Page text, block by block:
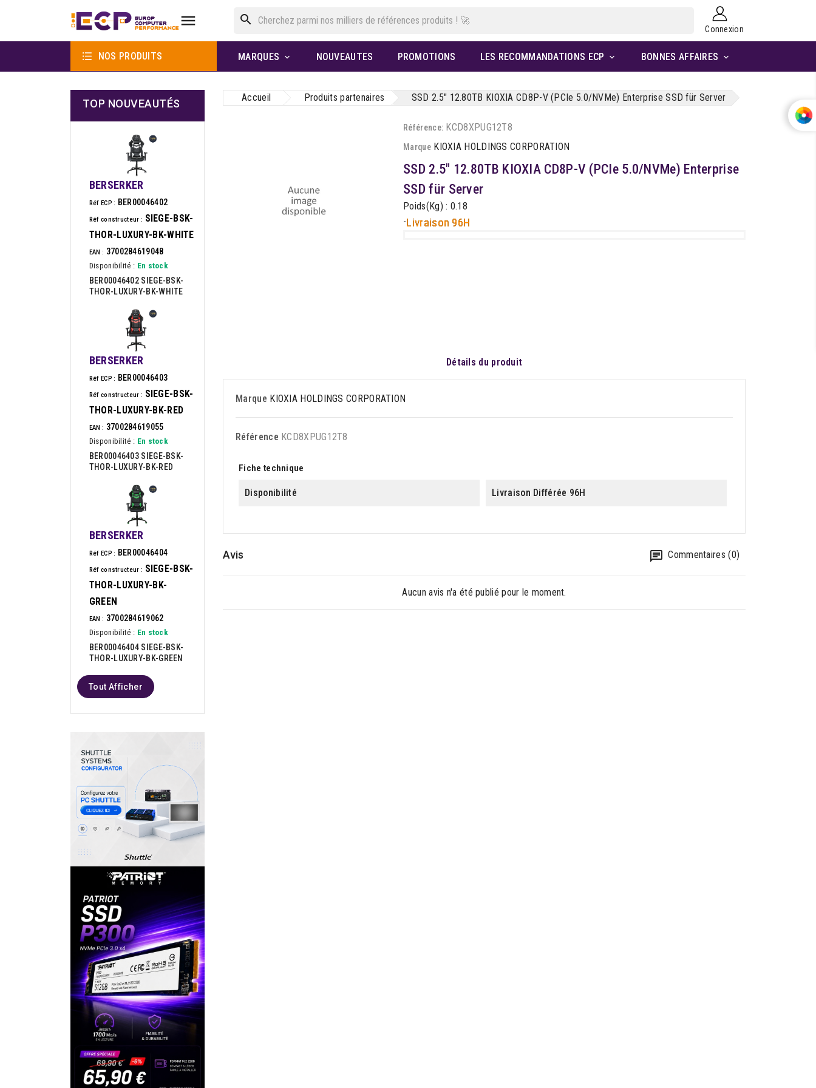
 search
Connexion
 NOS PRODUITS MARQUES  NOUVEAUTES PROMOTIONS LES RECOMMANDATIONS ECP  BONNES AFFAIRES 
TOP NOUVEAUTÉS
BERSERKER
Réf ECP : BER00046402
Réf constructeur : SIEGE-BSK-
THOR-LUXURY-BK-WHITE
EAN : 3700284619048
Disponibilité : En stock
BER00046402 SIEGE-BSK-
THOR-LUXURY-BK-WHITE
BERSERKER
Réf ECP : BER00046403
Réf constructeur : SIEGE-BSK-
THOR-LUXURY-BK-RED
EAN : 3700284619055
Disponibilité : En stock
BER00046403 SIEGE-BSK-
THOR-LUXURY-BK-RED
BERSERKER
Réf ECP : BER00046404
Réf constructeur : SIEGE-BSK-
THOR-LUXURY-BK-
GREEN
EAN : 3700284619062
Disponibilité : En stock
BER00046404 SIEGE-BSK-
THOR-LUXURY-BK-GREEN
Tout Afficher
Accueil Produits partenaires SSD 2.5" 12.80TB KIOXIA CD8P-V (PCIe 5.0/NVMe) Enterprise SSD für Server
Référence: KCD8XPUG12T8
Marque KIOXIA HOLDINGS CORPORATION
SSD 2.5" 12.80TB KIOXIA CD8P-V (PCIe 5.0/NVMe) Enterprise
SSD für Server
Poids(Kg) : 0.18
-Livraison 96H
Détails du produit
Marque KIOXIA HOLDINGS CORPORATION
Référence KCD8XPUG12T8
Fiche technique
Disponibilité Livraison Différée 96H
Avis Commentaires (0)
Aucun avis n'a été publié pour le moment.